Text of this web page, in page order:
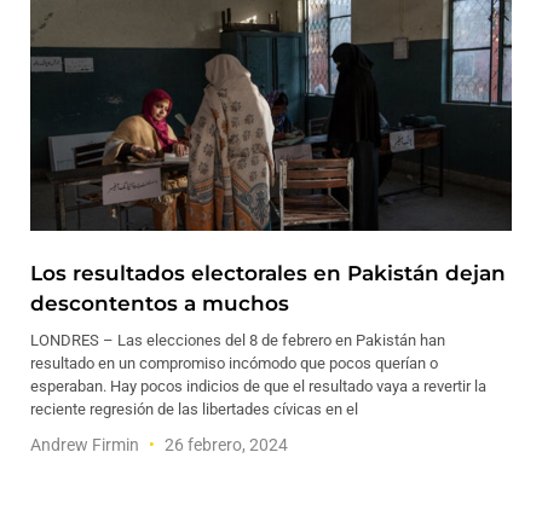
Los resultados electorales en Pakistán dejan
descontentos a muchos
LONDRES – Las elecciones del 8 de febrero en Pakistán han
resultado en un compromiso incómodo que pocos querían o
esperaban. Hay pocos indicios de que el resultado vaya a revertir la
reciente regresión de las libertades cívicas en el
Andrew Firmin 26 febrero, 2024